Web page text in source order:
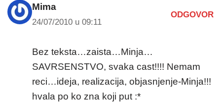
Mima
24/07/2010 u 09:11
ODGOVOR
Bez teksta…zaista…Minja…
SAVRSENSTVO, svaka cast!!!! Nemam
reci…ideja, realizacija, objasnjenje-Minja!!!
hvala po ko zna koji put :*